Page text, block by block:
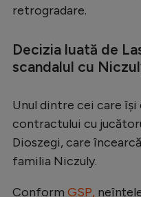
EURO
retrogradare.
Decizia luată de
scandalul cu
Unul dintre cei care
contractului cu
Dioszegi, care
familia Niczuly.
Conform GSP,